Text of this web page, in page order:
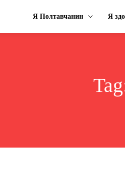
Я Полтавчанин Я